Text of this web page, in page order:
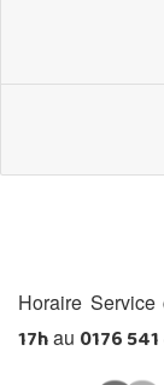
Horaire
17hau 0176